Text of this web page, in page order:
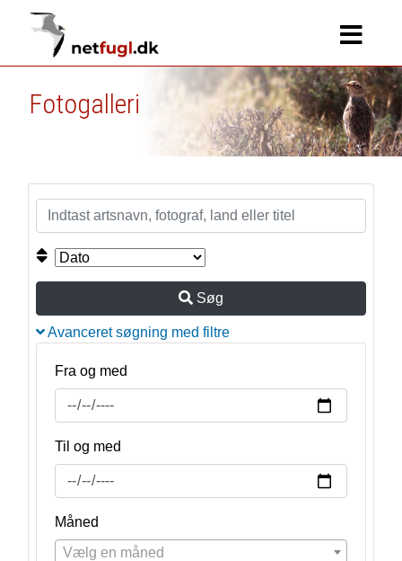
Fotogalleri
Søg
Avanceret søgning med filtre
Fra og med
Til og med
Måned
Vælg en måned